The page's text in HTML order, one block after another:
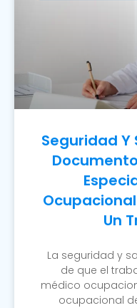
Seguridad Y
Un
La seguridad y
de que el
médico
ocupacional